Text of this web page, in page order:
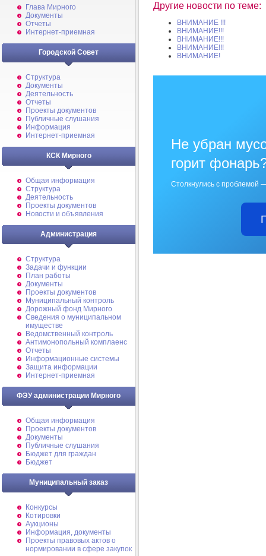
Глава Мирного
Документы
Отчеты
Интернет-приемная
Городской Совет
Структура
Документы
Деятельность
Отчеты
Проекты документов
Публичные слушания
Информация
Интернет-приемная
КСК Мирного
Общая информация
Структура
Деятельность
Проекты документов
Новости и объявления
Администрация
Структура
Задачи и функции
План работы
Документы
Проекты документов
Муниципальный контроль
Дорожный фонд Мирного
Cведения о муниципальном
имуществе
Ведомственный контроль
Антимонопольный комплаенс
Отчеты
Информационные системы
Защита информации
Интернет-приемная
ФЭУ администрации Мирного
Общая информация
Проекты документов
Документы
Публичные слушания
Бюджет для граждан
Бюджет
Муниципальный заказ
Конкурсы
Котировки
Аукционы
Информация, документы
Проекты правовых актов о
нормировании в сфере закупок
Другие новости по теме:
ВНИМАНИЕ !!!
ВНИМАНИЕ!!!
ВНИМАНИЕ!!!
ВНИМАНИЕ!!!
ВНИМАНИЕ!
Не убран
горит
Столкнулись с проблемой